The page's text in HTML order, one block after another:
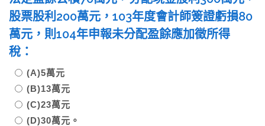
股票股利200萬元，103年度會計師簽證虧損80
萬元，則104年申報未分配盈餘應加徵所得
稅：
(A)5萬元
(B)13萬元
(C)23萬元
(D)30萬元。